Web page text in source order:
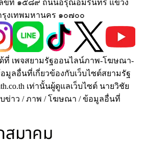
ลขที่ ๑๕๘๙ ถนนอรุณอมรินทร์ แขวง
รุงเทพมหานคร ๑๐๗๐๐
ที่ เพจสยามรัฐออนไลน์ภาพ-โฆษณา-
มูลอื่นที่เกี่ยวข้องกับเว็บไซต์สยามรัฐ
เท่านั้นผู้ดูแลเว็บไซต์ นายวิชัย
ข่าว / ภาพ / โฆษณา / ข้อมูลอื่นที่